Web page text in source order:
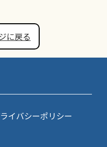
に戻る
イバシーポリシー